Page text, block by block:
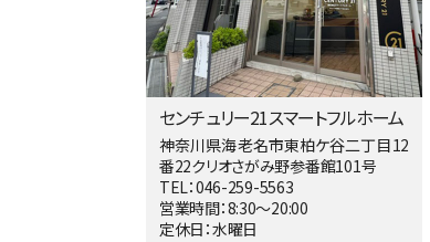
第5位
4,190万円
4ＬＤＫ
桜ヶ丘駅
バ14分・歩4分
LDK約20帖とゆとりある広さ！WIC、SIC
の…
第6位
3,598万円
センチュリー21スマートフルホーム
神奈川県海老名市東柏ケ谷二丁目12
番22クリオさがみ野参番館101号
TEL：046-259-5563
営業時間：8:30～20:00
定休日：水曜日